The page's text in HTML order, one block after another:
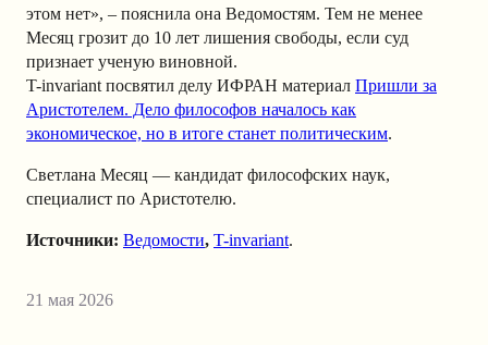
этом нет», – пояснила она Ведомостям. Тем не менее
Месяц грозит до 10 лет лишения свободы, если суд
признает ученую виновной.
T-invariant посвятил делу ИФРАН материал Пришли за
Аристотелем. Дело философов началось как
экономическое, но в итоге станет политическим.
Светлана Месяц — кандидат философских наук,
специалист по Аристотелю.
Источники: Ведомости, T-invariant.
21 мая 2026